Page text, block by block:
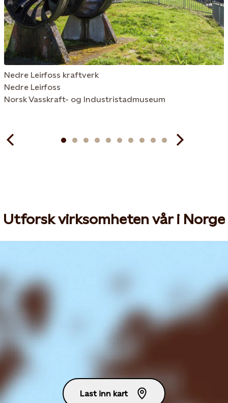
Nedre Leirfoss kraftverk
Nedre Leirfoss
Norsk Vasskraft- og Industristadmuseum
Utforsk virksomheten vår i Norge
Last inn kart